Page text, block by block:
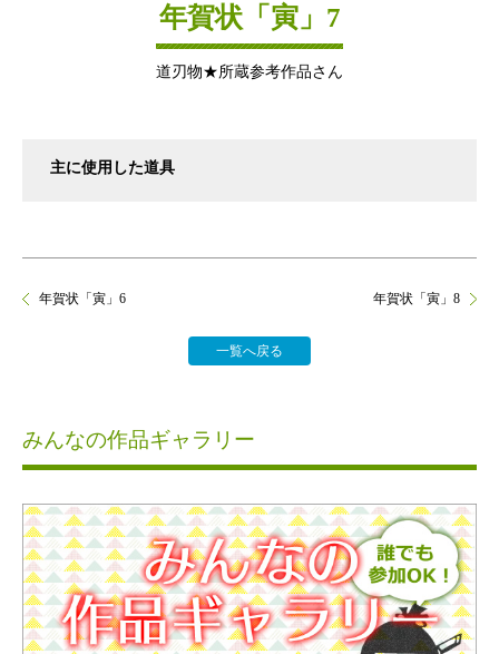
年賀状「寅」7
道刃物★所蔵参考作品さん
主に使用した道具
年賀状「寅」6
一覧へ戻る
年賀状「寅」8
みんなの作品ギャラリー